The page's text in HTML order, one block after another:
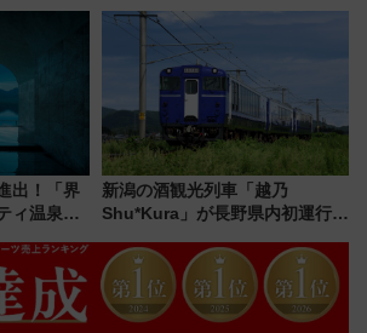
ケジュール 夜風とビール、映画
を満喫！
出！「界
ィ温泉と
？（2026
新潟の酒観光列車「越乃
Shu*Kura」が長野県内初運行！
別企画